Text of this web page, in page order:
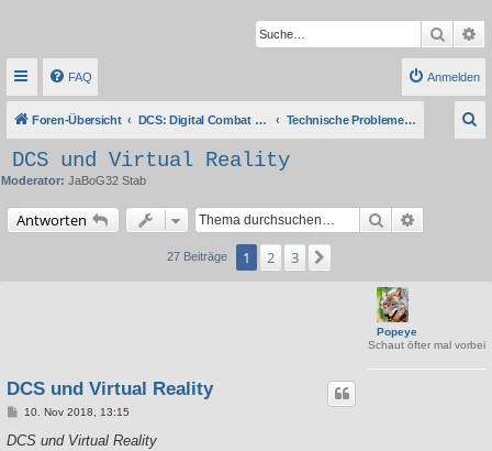
Suche
FAQ Anmelden
Foren-Übersicht DCS: Digital Combat Simulator Series Technische Probleme, Tipps & Anleitungen
DCS und Virtual Reality
Moderator: JaBoG32 Stab
Antworten Suche
27 Beiträge 1 2 3
Popeye
Schaut öfter mal vorbei
DCS und Virtual Reality
B
i
10. Nov 2018, 13:15
DCS und Virtual Reality